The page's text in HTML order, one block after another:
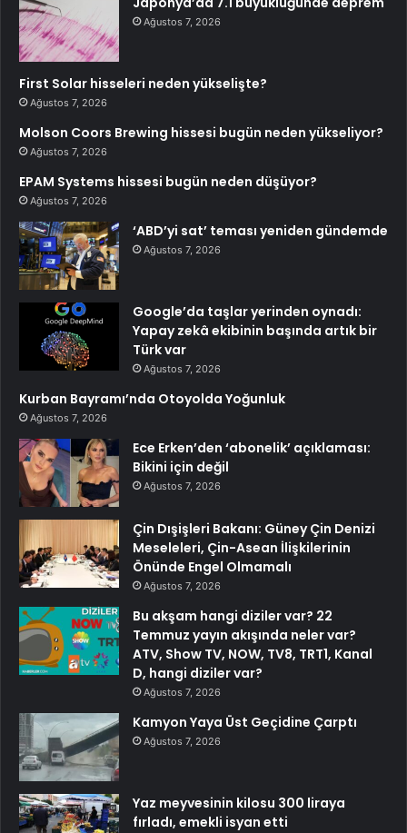
Ağustos 7, 2026
First Solar hisseleri neden yükselişte?
Ağustos 7, 2026
Molson Coors Brewing hissesi bugün neden yükseliyor?
Ağustos 7, 2026
EPAM Systems hissesi bugün neden düşüyor?
Ağustos 7, 2026
‘ABD’yi sat’ teması yeniden gündemde
Ağustos 7, 2026
Google’da taşlar yerinden oynadı:
Yapay zekâ ekibinin başında artık bir
Türk var
Ağustos 7, 2026
Kurban Bayramı’nda Otoyolda Yoğunluk
Ağustos 7, 2026
Ece Erken’den ‘abonelik’ açıklaması:
Bikini için değil
Ağustos 7, 2026
Çin Dışişleri Bakanı: Güney Çin Denizi
Meseleleri, Çin-Asean İlişkilerinin
Önünde Engel Olmamalı
Ağustos 7, 2026
Bu akşam hangi diziler var? 22
Temmuz yayın akışında neler var?
ATV, Show TV, NOW, TV8, TRT1, Kanal
D, hangi diziler var?
Ağustos 7, 2026
Kamyon Yaya Üst Geçidine Çarptı
Ağustos 7, 2026
Yaz meyvesinin kilosu 300 liraya
fırladı, emekli isyan etti